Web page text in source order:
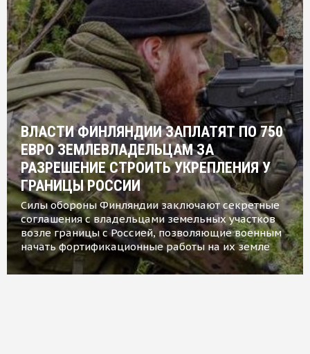
ВЛАСТИ ФИНЛЯНДИИ ЗАПЛАТЯТ ПО 750
ЕВРО ЗЕМЛЕВЛАДЕЛЬЦАМ ЗА
РАЗРЕШЕНИЕ СТРОИТЬ УКРЕПЛЕНИЯ У
ГРАНИЦЫ РОССИИ
Силы обороны Финляндии заключают секретные
соглашения с владельцами земельных участков
возле границы с Россией, позволяющие военным
начать фортификационные работы на их земле